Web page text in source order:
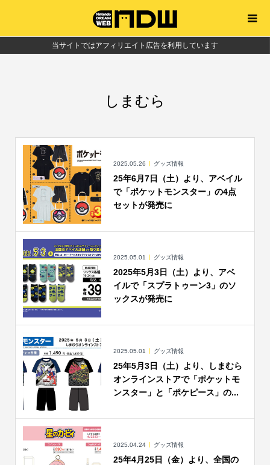
当サイトではアフィリエイト広告を利用しています
しまむら
2025.05.26 グッズ情報
25年6月7日（土）より、アベイル
で「ポケットモンスター」の4点
セットが発売に
2025.05.01 グッズ情報
2025年5月3日（土）より、アベ
イルで「スプラトゥーン3」のソ
ックスが発売に
2025.05.01 グッズ情報
25年5月3日（土）より、しまむら
オンラインストアで「ポケットモ
ンスター」と「ポケピース」の...
2025.04.24 グッズ情報
25年4月25日（金）より、全国の